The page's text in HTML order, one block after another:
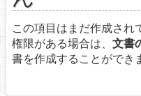
この項目はまだ作成され
権限がある場合は、 文書
書を作成することができ